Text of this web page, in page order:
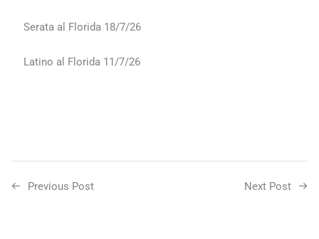
Serata al Florida 18/7/26
Latino al Florida 11/7/26
Previous Post Next Post